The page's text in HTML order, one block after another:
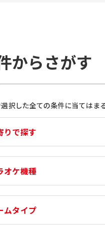
からさがす
択した全ての条件に当てはま
りで探す
オケ機種
ムタイプ